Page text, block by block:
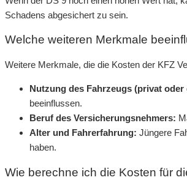
Schadens abgesichert zu sein.
Welche weiteren Merkmale
Weitere Merkmale, die die Kosten der KFZ
Nutzung des Fahrzeugs (privat
beeinflussen.
Beruf des Versicherungsnehmers:
Alter und Fahrerfahrung: Jüngere
haben.
Wie berechne ich die Kosten für